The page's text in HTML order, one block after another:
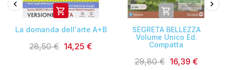

La domanda dell'arte A+B
28,50 € 14,25 €

SEGRETA BELLEZZA
Volume Unico Ed.
Compatta
29,80 € 16,39 €